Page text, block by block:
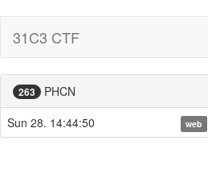
31C3 CTF
263
PHCN
Sun 28. 14:44:50
web